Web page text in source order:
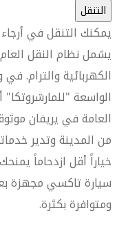
التنقل
يمكنك التنقل في
يشمل نظام النقل العام
الكهربائية والترام.
الواسعة "للمارشروتكا"
العامة في يريفان
من المدينة وتدير
خياراً أقل ازدحاماً
سيارة تاكسي مجهزة
ومتوافرة بكثرة.